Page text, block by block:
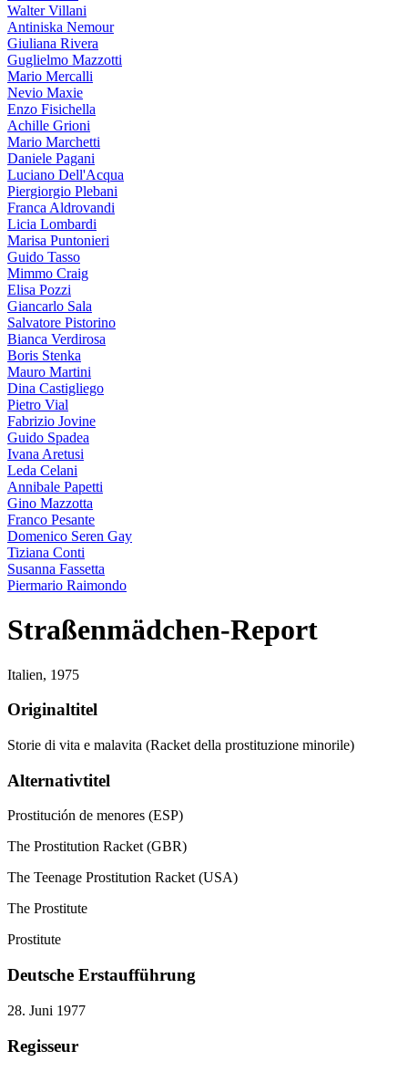
Walter Villani
Antiniska Nemour
Giuliana Rivera
Guglielmo Mazzotti
Mario Mercalli
Nevio Maxie
Enzo Fisichella
Achille Grioni
Mario Marchetti
Daniele Pagani
Luciano Dell'Acqua
Piergiorgio Plebani
Franca Aldrovandi
Licia Lombardi
Marisa Puntonieri
Guido Tasso
Mimmo Craig
Elisa Pozzi
Giancarlo Sala
Salvatore Pistorino
Bianca Verdirosa
Boris Stenka
Mauro Martini
Dina Castigliego
Pietro Vial
Fabrizio Jovine
Guido Spadea
Ivana Aretusi
Leda Celani
Annibale Papetti
Gino Mazzotta
Franco Pesante
Domenico Seren Gay
Tiziana Conti
Susanna Fassetta
Piermario Raimondo
Straßenmädchen-Report
Italien, 1975
Originaltitel
Storie di vita e malavita (Racket della prostituzione minorile)
Alternativtitel
Prostitución de menores (ESP)
The Prostitution Racket (GBR)
The Teenage Prostitution Racket (USA)
The Prostitute
Prostitute
Deutsche Erstaufführung
28. Juni 1977
Regisseur